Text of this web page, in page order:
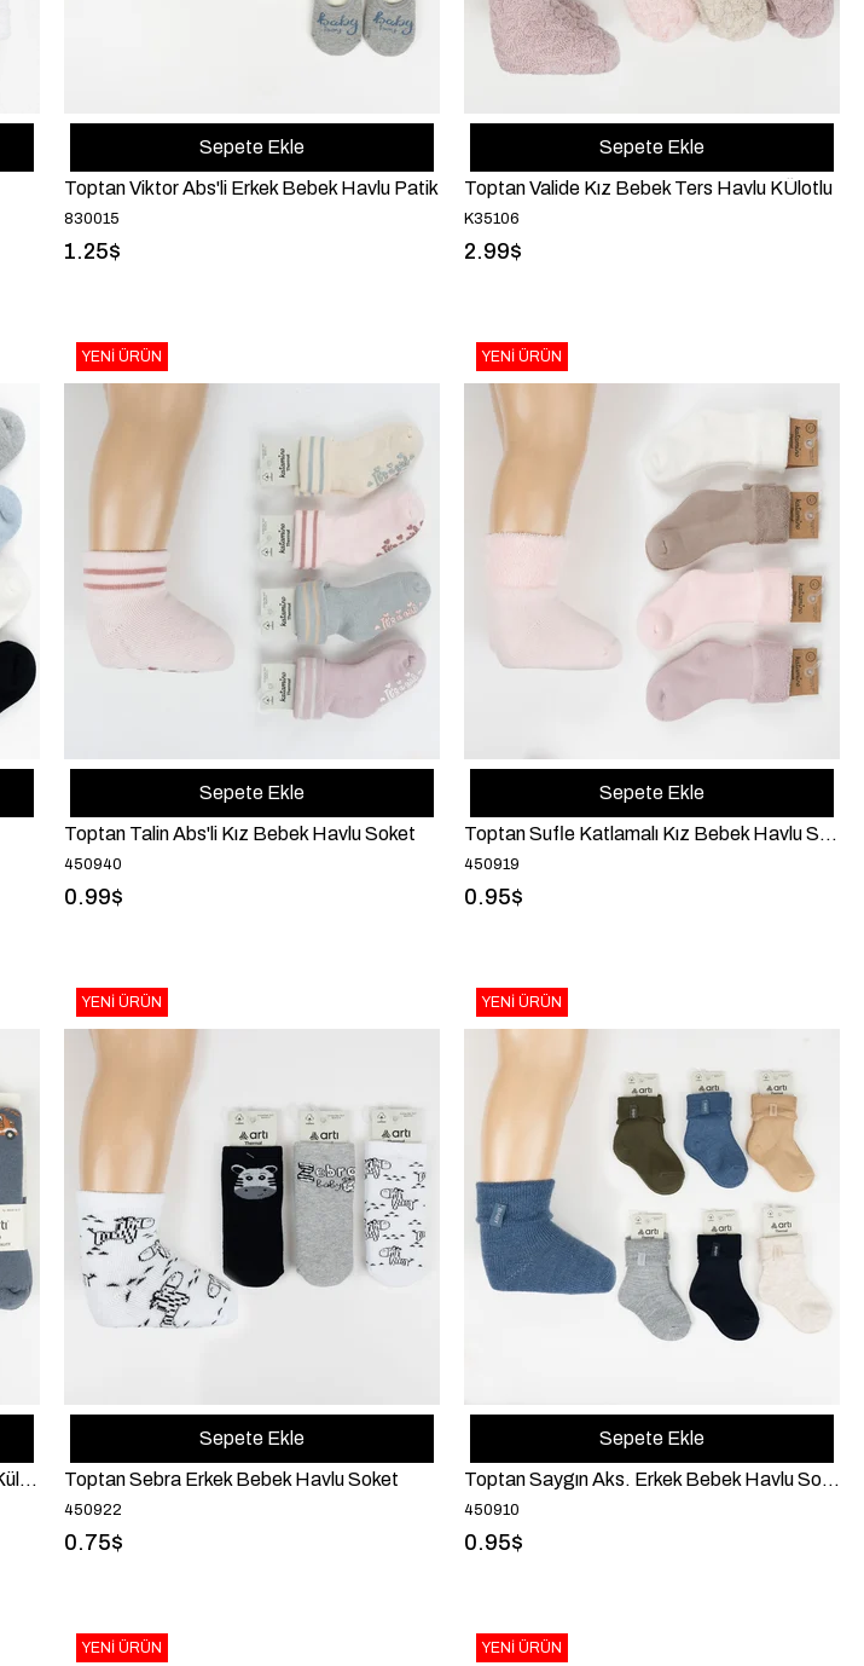
Toptan Viktor Abs'li Erkek Bebek Havlu Patik
830015
1.25$
Sepete Ekle
Toptan Valide Kız Bebek Ters Havlu KÜlotlu
K35106
2.99$
Sepete Ekle
Toptan Talin Abs'li Kız Bebek Havlu Soket
450940
0.99$
Sepete Ekle
YENI ÜRÜN
Toptan Sufle Katlamalı Kız Bebek Havlu Soket
450919
0.95$
Sepete Ekle
YENI ÜRÜN
Toptan Sinpo Abs'li Erkek Bebek Havlu Külotlu Toptan Sebra Erkek Bebek Havlu Soket
450922
0.75$
Sepete Ekle
YENI ÜRÜN
Toptan Saygın Aks. Erkek Bebek Havlu Soket
450910
0.95$
Sepete Ekle
YENI ÜRÜN
YENI ÜRÜN YENI ÜRÜN